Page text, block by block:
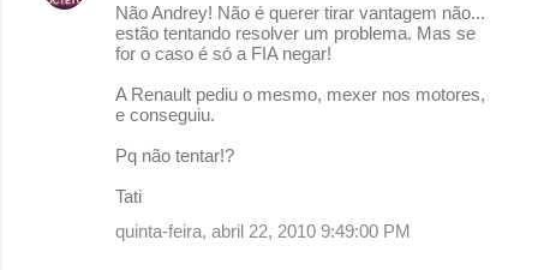
Não Andrey! Não é querer tirar vantagem não...
estão tentando resolver um problema. Mas se
for o caso é só a FIA negar!
A Renault pediu o mesmo, mexer nos motores,
e conseguiu.
Pq não tentar!?
Tati
quinta-feira, abril 22, 2010 9:49:00 PM